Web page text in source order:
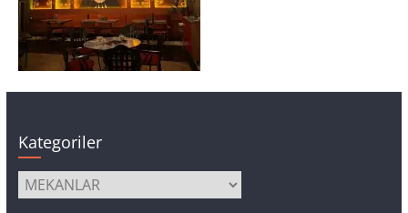
Kategoriler
Kategoriler